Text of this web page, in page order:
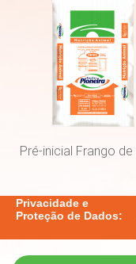
Pré-inicial Frango
essenciais, de forma
possível desativá-los.
Salvar
Privacidade e
Proteção de Dados: